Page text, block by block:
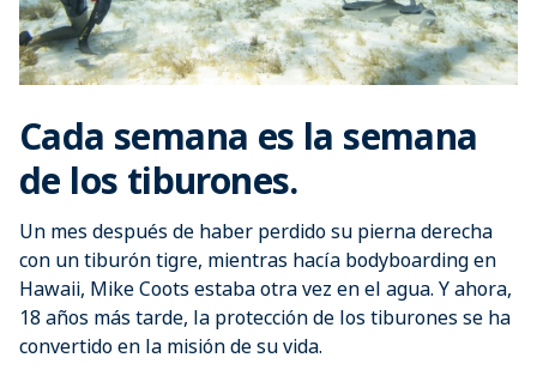
Cada semana es la semana
de los tiburones.
Un mes después de haber perdido su pierna derecha
con un tiburón tigre, mientras hacía bodyboarding en
Hawaii, Mike Coots estaba otra vez en el agua. Y ahora,
18 años más tarde, la protección de los tiburones se ha
convertido en la misión de su vida.